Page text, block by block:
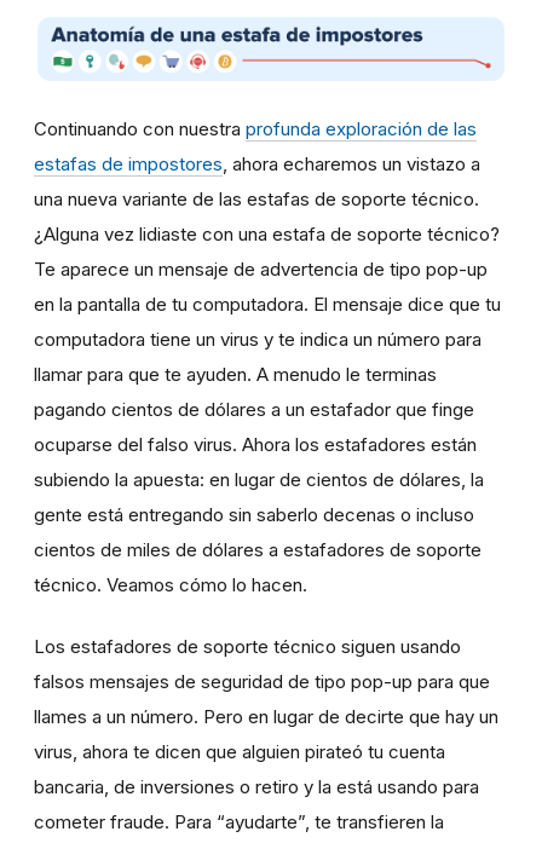
Continuando con nuestra profunda exploración de las
estafas de impostores, ahora echaremos un vistazo a
una nueva variante de las estafas de soporte técnico.
¿Alguna vez lidiaste con una estafa de soporte técnico?
Te aparece un mensaje de advertencia de tipo pop-up
en la pantalla de tu computadora. El mensaje dice que tu
computadora tiene un virus y te indica un número para
llamar para que te ayuden. A menudo le terminas
pagando cientos de dólares a un estafador que finge
ocuparse del falso virus. Ahora los estafadores están
subiendo la apuesta: en lugar de cientos de dólares, la
gente está entregando sin saberlo decenas o incluso
cientos de miles de dólares a estafadores de soporte
técnico. Veamos cómo lo hacen.
Los estafadores de soporte técnico siguen usando
falsos mensajes de seguridad de tipo pop-up para que
llames a un número. Pero en lugar de decirte que hay un
virus, ahora te dicen que alguien pirateó tu cuenta
bancaria, de inversiones o retiro y la está usando para
cometer fraude. Para “ayudarte”, te transfieren la